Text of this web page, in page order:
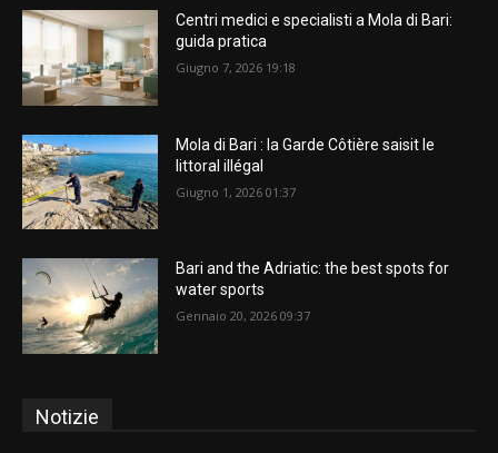
Centri medici e specialisti a Mola di Bari:
guida pratica
Giugno 7, 2026 19:18
Mola di Bari : la Garde Côtière saisit le
littoral illégal
Giugno 1, 2026 01:37
Bari and the Adriatic: the best spots for
water sports
Gennaio 20, 2026 09:37
Notizie